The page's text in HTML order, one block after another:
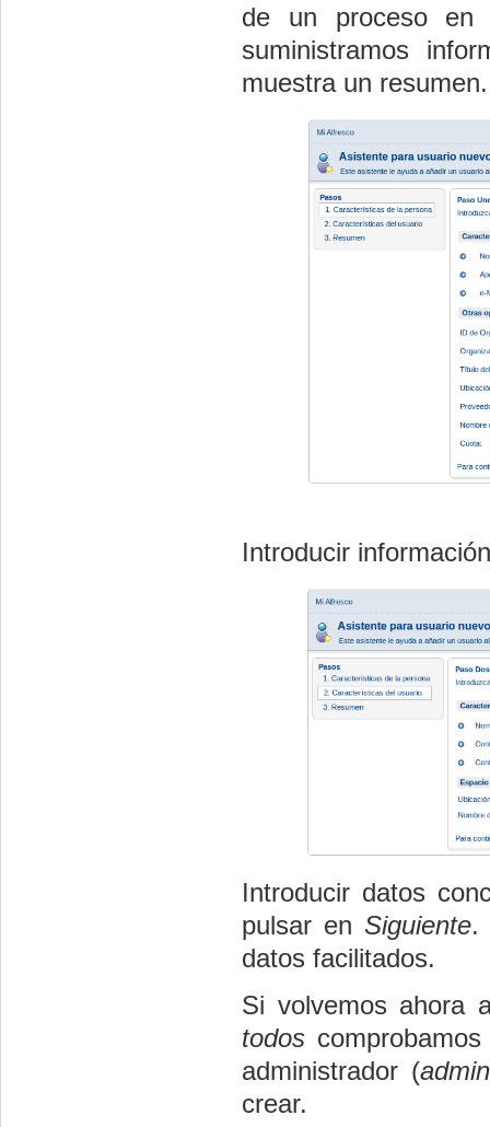
de un proceso
suministramos
muestra un resumen.
Introducir
Introducir datos
pulsar enSiguiente.
datos facilitados.
Si volvemos ahora
todos
administrador (admin
crear.